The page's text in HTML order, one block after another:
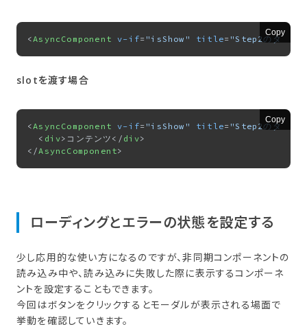
Copy
< AsyncComponent v-if= "isShow" title= "Step2のタイト
slotを​渡す場合
Copy
< AsyncComponent v-if= "isShow" title= "Step2のタイト
< div> コンテンツ </ div>
</ AsyncComponent>
ローディングと​エラーの​状態を​設定する
少し応用的な使い方になるのですが、非同期コンポーネントの
読み込み中や、読み込みに失敗した際に表示するコンポーネ
ントを設定することもできます。
今回はボタンをクリックするとモーダルが表示される場面で
挙動を確認していきます。